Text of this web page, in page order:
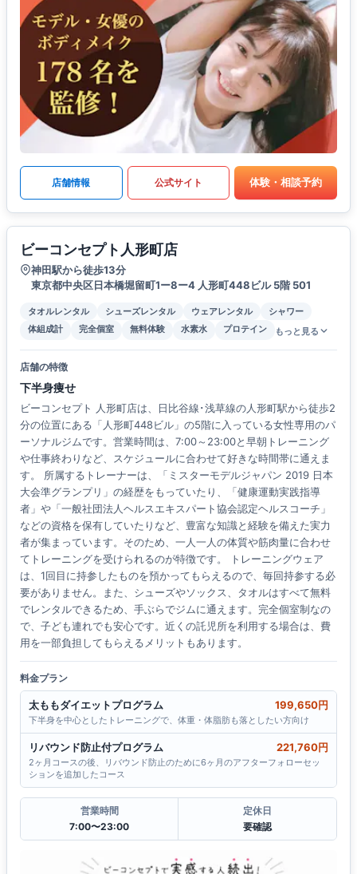
店舗情報 公式サイト 体験・相談予約
ビーコンセプト人形町店
神田駅から徒歩13分
東京都中央区日本橋堀留町1ー8ー4 人形町448ビル 5階 501
タオルレンタル シューズレンタル ウェアレンタル
シャワー
体組成計
完全個室 無料体験 水素水 プロテイン もっと見る
店舗の特徴
下半身痩せ
ビーコンセプト 人形町店は、日比谷線･浅草線の人形町駅から徒歩2
分の位置にある「人形町448ビル」の5階に入っている女性専用のパ
ーソナルジムです。営業時間は、7:00～23:00と早朝トレーニング
や仕事終わりなど、スケジュールに合わせて好きな時間帯に通えま
す。 所属するトレーナーは、「ミスターモデルジャパン 2019 日本
大会準グランプリ」の経歴をもっていたり、「健康運動実践指導
者」や「一般社団法人ヘルスエキスパート協会認定ヘルスコーチ」
などの資格を保有していたりなど、豊富な知識と経験を備えた実力
者が集まっています。そのため、一人一人の体質や筋肉量に合わせ
てトレーニングを受けられるのが特徴です。 トレーニングウェア
は、1回目に持参したものを預かってもらえるので、毎回持参する必
要がありません。また、シューズやソックス、タオルはすべて無料
でレンタルできるため、手ぶらでジムに通えます。完全個室制なの
で、子ども連れでも安心です。近くの託児所を利用する場合は、費
用を一部負担してもらえるメリットもあります。
料金プラン
太ももダイエットプログラム 199,650円
下半身を中心としたトレーニングで、体重・体脂肪も落としたい方向け
リバウンド防止付プログラム 221,760円
2ヶ月コースの後、リバウンド防止のために6ヶ月のアフターフォローセッ
ションを追加したコース
営業時間
7:00〜23:00
定休日
要確認